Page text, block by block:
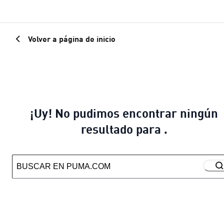
Volver a página de inicio
¡Uy! No pudimos encontrar ningún
resultado para .